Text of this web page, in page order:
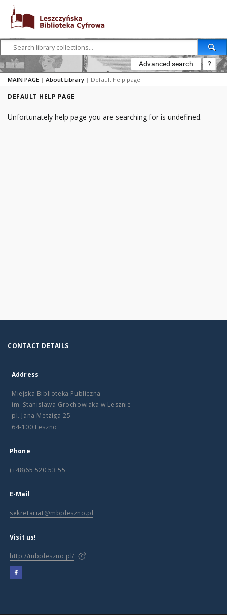
Advanced search ?
MAIN PAGE | About Library | Default help page
DEFAULT HELP PAGE
Unfortunately help page you are searching for is undefined.
CONTACT DETAILS
Address
Miejska Biblioteka Publiczna
im. Stanisława Grochowiaka w Lesznie
pl. Jana Metziga 25
64-100 Leszno
Phone
(+48)65 520 53 55
E-Mail
sekretariat@mbpleszno.pl
Visit us!
http://mbpleszno.pl/